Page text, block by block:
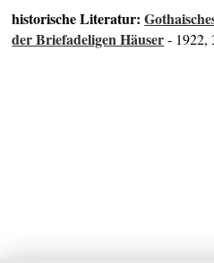
historische Literatur:
der Briefadeligen Häuser- 1922,